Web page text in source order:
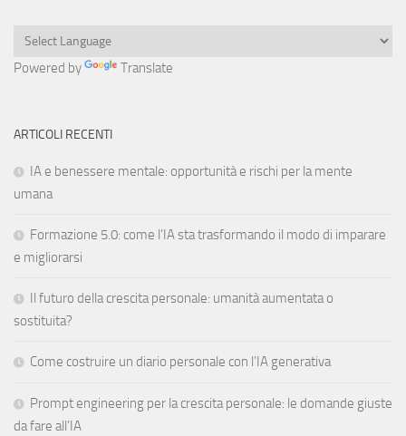
Powered by Translate
ARTICOLI RECENTI
IA e benessere mentale: opportunità e rischi per la mente
umana
Formazione 5.0: come l’IA sta trasformando il modo di imparare
e migliorarsi
Il futuro della crescita personale: umanità aumentata o
sostituita?
Come costruire un diario personale con l’IA generativa
Prompt engineering per la crescita personale: le domande giuste
da fare all’IA